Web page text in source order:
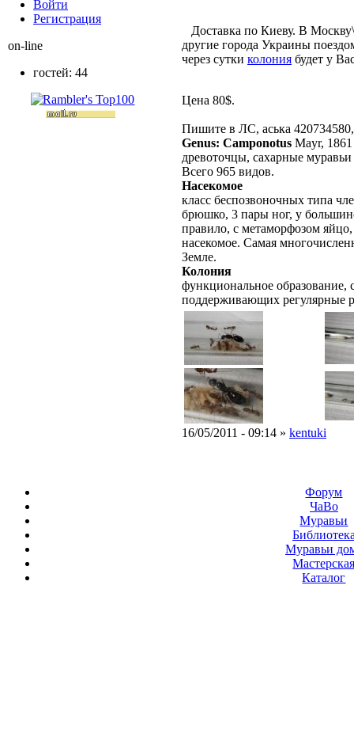
Доставка по Киеву. В
другие города Украины
через сутки колония будет у
Цена 80$.
Пишите в ЛС, аська
Genus: Camponotus Mayr, 1861
древоточцы, сахарные муравьи
Всего 965 видов.
Насекомое
класс беспозвоночных типа
брюшко, 3 пары ног, у
правило, с метаморфозом
насекомое. Самая
Земле.
Колония
функциональное образование,
поддерживающих регулярные
16/05/2011 - 09:14 » kentuki
Войти
Peгиcтpaция
on-line
гостей: 44
Форум
ЧаВо
Муравьи
Муравьи
Каталог